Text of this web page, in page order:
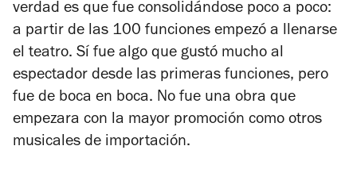
verdad es que fue consolidándose poco a poco:
a partir de las 100 funciones empezó a llenarse
el teatro. Sí fue algo que gustó mucho al
espectador desde las primeras funciones, pero
fue de boca en boca. No fue una obra que
empezara con la mayor promoción como otros
musicales de importación.